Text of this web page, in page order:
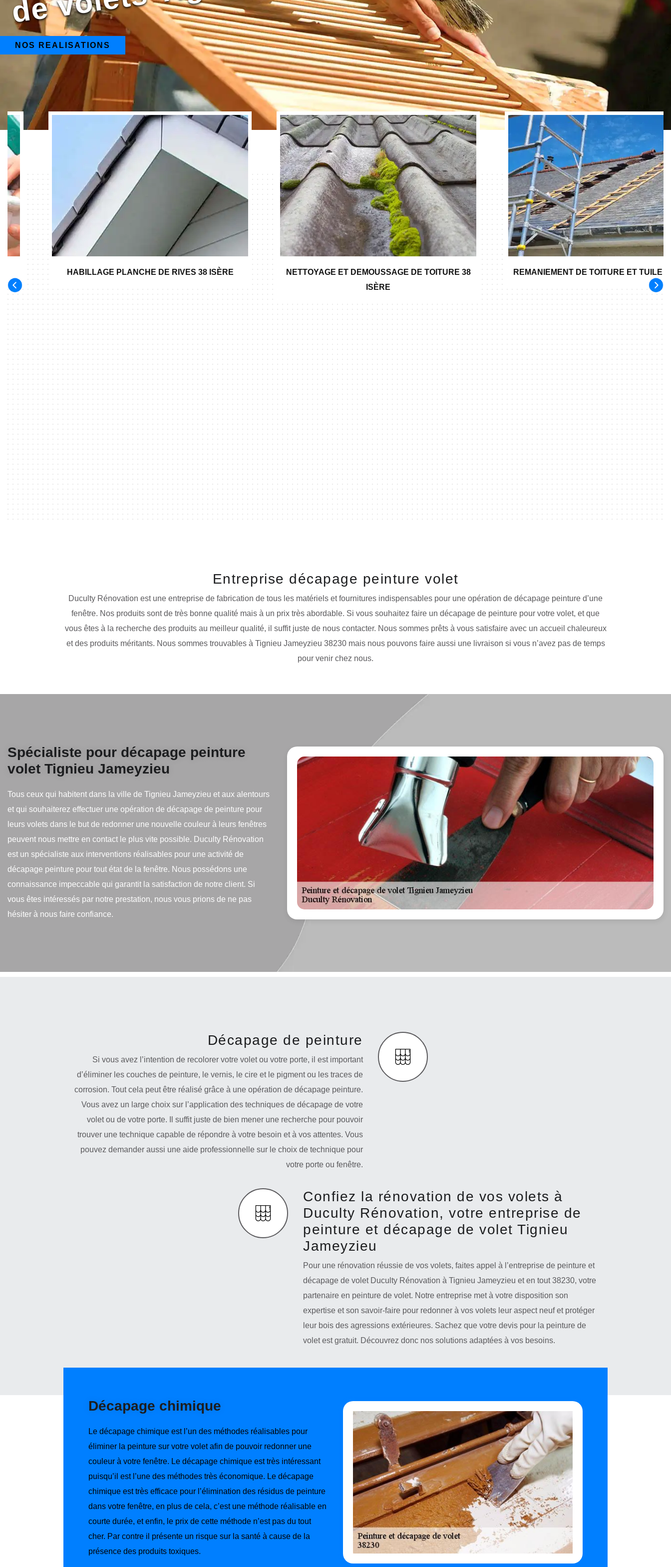
NOS REALISATIONS
HABILLAGE PLANCHE DE RIVES 38 ISÈRE
NETTOYAGE ET DEMOUSSAGE DE TOITURE 38
ISÈRE
REMANIEMENT DE TOITURE ET TUILE
Entreprise décapage peinture volet
Duculty Rénovation est une entreprise de fabrication de tous les matériels et fournitures indispensables pour une opération de décapage peinture d’une
fenêtre. Nos produits sont de très bonne qualité mais à un prix très abordable. Si vous souhaitez faire un décapage de peinture pour votre volet, et que
vous êtes à la recherche des produits au meilleur qualité, il suffit juste de nous contacter. Nous sommes prêts à vous satisfaire avec un accueil chaleureux
et des produits méritants. Nous sommes trouvables à Tignieu Jameyzieu 38230 mais nous pouvons faire aussi une livraison si vous n’avez pas de temps
pour venir chez nous.
Spécialiste pour décapage peinture
volet Tignieu Jameyzieu
Tous ceux qui habitent dans la ville de Tignieu Jameyzieu et aux alentours
et qui souhaiterez effectuer une opération de décapage de peinture pour
leurs volets dans le but de redonner une nouvelle couleur à leurs fenêtres
peuvent nous mettre en contact le plus vite possible. Duculty Rénovation
est un spécialiste aux interventions réalisables pour une activité de
décapage peinture pour tout état de la fenêtre. Nous possédons une
connaissance impeccable qui garantit la satisfaction de notre client. Si
vous êtes intéressés par notre prestation, nous vous prions de ne pas
hésiter à nous faire confiance.
Décapage de peinture
Si vous avez l’intention de recolorer votre volet ou votre porte, il est important
d’éliminer les couches de peinture, le vernis, le cire et le pigment ou les traces de
corrosion. Tout cela peut être réalisé grâce à une opération de décapage peinture.
Vous avez un large choix sur l’application des techniques de décapage de votre
volet ou de votre porte. Il suffit juste de bien mener une recherche pour pouvoir
trouver une technique capable de répondre à votre besoin et à vos attentes. Vous
pouvez demander aussi une aide professionnelle sur le choix de technique pour
votre porte ou fenêtre.
Confiez la rénovation de vos volets à
Duculty Rénovation, votre entreprise de
peinture et décapage de volet Tignieu
Jameyzieu
Pour une rénovation réussie de vos volets, faites appel à l’entreprise de peinture et
décapage de volet Duculty Rénovation à Tignieu Jameyzieu et en tout 38230, votre
partenaire en peinture de volet. Notre entreprise met à votre disposition son
expertise et son savoir-faire pour redonner à vos volets leur aspect neuf et protéger
leur bois des agressions extérieures. Sachez que votre devis pour la peinture de
volet est gratuit. Découvrez donc nos solutions adaptées à vos besoins.
Décapage chimique
Le décapage chimique est l’un des méthodes réalisables pour
éliminer la peinture sur votre volet afin de pouvoir redonner une
couleur à votre fenêtre. Le décapage chimique est très intéressant
puisqu’il est l’une des méthodes très économique. Le décapage
chimique est très efficace pour l’élimination des résidus de peinture
dans votre fenêtre, en plus de cela, c’est une méthode réalisable en
courte durée, et enfin, le prix de cette méthode n’est pas du tout
cher. Par contre il présente un risque sur la santé à cause de la
présence des produits toxiques.